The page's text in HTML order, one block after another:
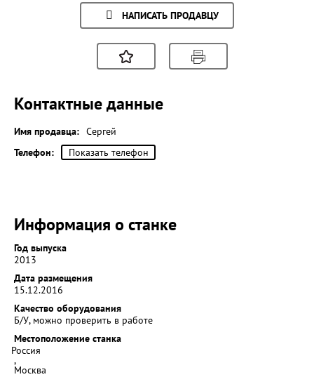
НАПИСАТЬ ПРОДАВЦУ
Контактные данные
Имя продавца: Сергей
Телефон:
Показать телефон
Информация о станке
Год выпуска
2013
Дата размещения
15.12.2016
Качество оборудования
Б/У, можно проверить в работе
Местоположение станка
Россия
,
Москва